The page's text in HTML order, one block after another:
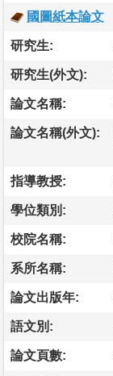
國圖紙本論文
研究生:
研究生(外文):
論文名稱:
論文名稱(外文):
指導教授:
學位類別:
校院名稱:
系所名稱:
論文出版年:
語文別:
論文頁數: